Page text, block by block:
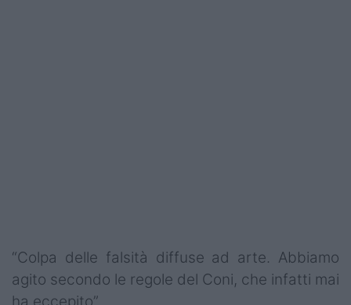
“Colpa delle falsità diffuse ad arte. Abbiamo
agito secondo le regole del Coni, che infatti mai
ha eccepito”.